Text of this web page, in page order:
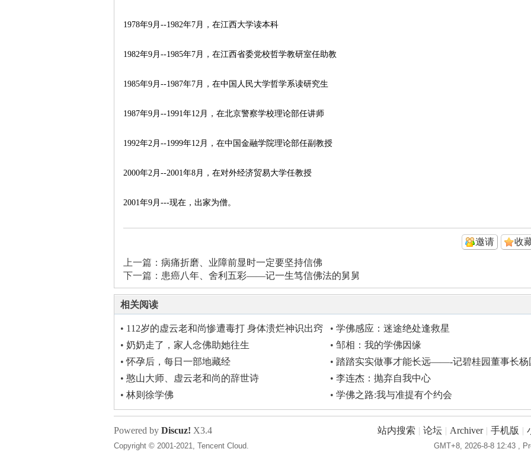
1978年9月--1982年7月，在江西大学读本科
1982年9月--1985年7月，在江西省委党校哲学教研室任助教
1985年9月--1987年7月，在中国人民大学哲学系读研究生
1987年9月--1991年12月，在北京警察学校理论部任讲师
1992年2月--1999年12月，在中国金融学院理论部任副教授
2000年2月--2001年8月，在对外经济贸易大学任教授
2001年9月---现在，出家为僧。
收
邀请
上一篇： 病痛折磨、业障前显时一定要坚持信佛
下一篇： 患癌八年、舍利五彩——记一生笃信佛法的舅舅
相关阅读
• 112岁的虚云老和尚惨遭毒打 身体溃烂神识出窍
游荡天界
• 学佛感应：迷途绝处逢救星
• 奶奶走了，家人念佛助她往生 • 邹相：我的学佛因缘
•怀孕后，每日一部地藏经 • 踏踏实实做事才能长远——-记碧桂园董事长杨
强
• 憨山大师、虚云老和尚的辞世诗 • 李连杰：抛弃自我中心
• 林则徐学佛 • 学佛之路:我与准提有个约会
站内搜索 | 论坛 | Archiver | 手机版 |
GMT+8, 2026-8-8 12:43 ,
Powered by Discuz! X3.4
Copyright © 2001-2021, Tencent Cloud.